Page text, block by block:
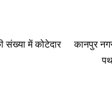
में कोटेदार
कानपुर